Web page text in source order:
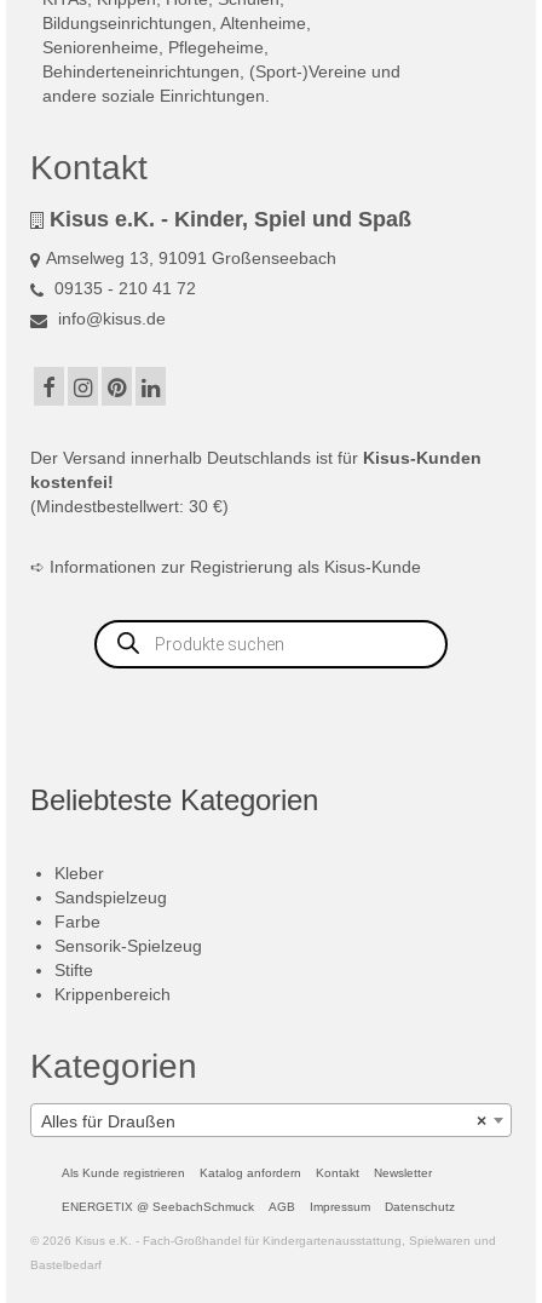
Kontakt
Kisus e.K. - Kinder, Spiel und Spaß
Amselweg 13, 91091 Großenseebach
09135 - 210 41 72
info@kisus.de
Der Versand innerhalb Deutschlands ist für Kisus-Kunden
kostenfei!
(Mindestbestellwert: 30 €)
➪ Informationen zur Registrierung als Kisus-Kunde
Products
search
Beliebteste Kategorien
Kleber
Sandspielzeug
Farbe
Sensorik-Spielzeug
Stifte
Krippenbereich
Kategorien
×
Alles für Draußen
Als Kunde registrieren Katalog anfordern Kontakt Newsletter
ENERGETIX @ SeebachSchmuck AGB Impressum Datenschutz
© 2026 Kisus e.K. - Fach-Großhandel für Kindergartenausstattung, Spielwaren und
Bastelbedarf